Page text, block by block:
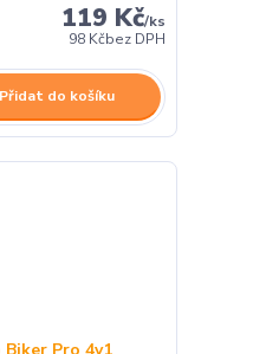
119 Kč/ks
98 Kčbez DPH
Přidat do košíku